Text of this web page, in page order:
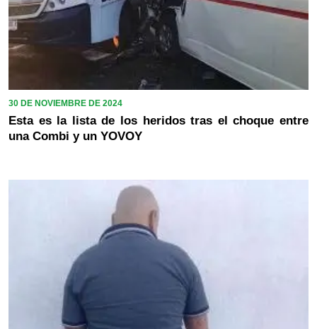
30 DE NOVIEMBRE DE 2024
Esta es la lista de los heridos tras el choque entre
una Combi y un YOVOY